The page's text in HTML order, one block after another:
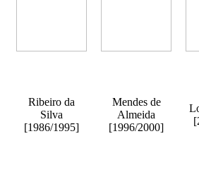
Ribeiro da
Silva
[1986/1995]
Mendes de
Almeida
[1996/2000]